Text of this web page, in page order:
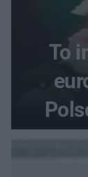
To